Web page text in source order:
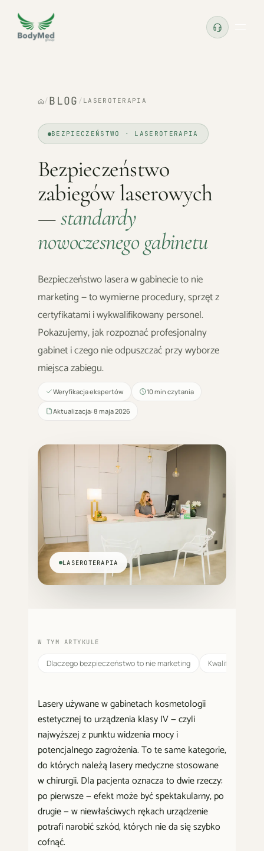
/ BLOG / LASEROTERAPIA
BEZPIECZEŃSTWO · LASEROTERAPIA
Bezpieczeństwo
zabiegów laserowych
—standardy
nowoczesnego gabinetu
Bezpieczeństwo lasera w gabinecie to nie
marketing — to wymierne procedury, sprzęt z
certyfikatami i wykwalifikowany personel.
Pokazujemy, jak rozpoznać profesjonalny
gabinet i czego nie odpuszczać przy wyborze
miejsca zabiegu.
Weryfikacja ekspertów 10 min czytania
Aktualizacja: 8 maja 2026
LASEROTERAPIA
W TYM ARTYKULE
Dlaczego bezpieczeństwo to nie marketing Kwalifikacje
Lasery używane w gabinetach kosmetologii
estetycznej to urządzenia klasy IV — czyli
najwyższej z punktu widzenia mocy i
potencjalnego zagrożenia. To te same kategorie,
do których należą lasery medyczne stosowane
w chirurgii. Dla pacjenta oznacza to dwie rzeczy:
po pierwsze — efekt może być spektakularny, po
drugie — w niewłaściwych rękach urządzenie
potrafi narobić szkód, których nie da się szybko
cofnąć.